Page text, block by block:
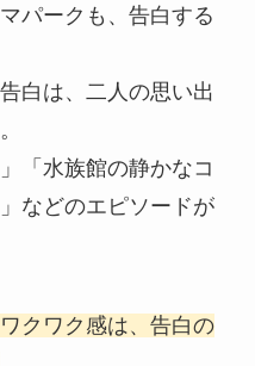
パークも、告白する
白は、二人の思い出
「水族館の静かなコ
などのエピソードが
クワク感は、告白の